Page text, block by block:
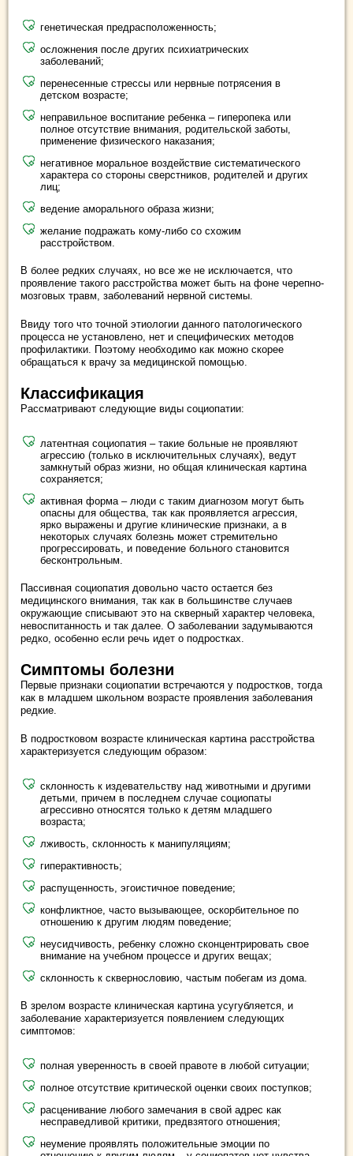
генетическая предрасположенность;
осложнения после других психиатрических
заболеваний;
перенесенные стрессы или нервные потрясения в
детском возрасте;
неправильное воспитание ребенка – гиперопека или
полное отсутствие внимания, родительской заботы,
применение физического наказания;
негативное моральное воздействие систематического
характера со стороны сверстников, родителей и других
лиц;
ведение аморального образа жизни;
желание подражать кому-либо со схожим
расстройством.
В более редких случаях, но все же не исключается, что
проявление такого расстройства может быть на фоне черепно-
мозговых травм, заболеваний нервной системы.
Ввиду того что точной этиологии данного патологического
процесса не установлено, нет и специфических методов
профилактики. Поэтому необходимо как можно скорее
обращаться к врачу за медицинской помощью.
Классификация
Рассматривают следующие виды социопатии:
латентная социопатия – такие больные не проявляют
агрессию (только в исключительных случаях), ведут
замкнутый образ жизни, но общая клиническая картина
сохраняется;
активная форма – люди с таким диагнозом могут быть
опасны для общества, так как проявляется агрессия,
ярко выражены и другие клинические признаки, а в
некоторых случаях болезнь может стремительно
прогрессировать, и поведение больного становится
бесконтрольным.
Пассивная социопатия довольно часто остается без
медицинского внимания, так как в большинстве случаев
окружающие списывают это на скверный характер человека,
невоспитанность и так далее. О заболевании задумываются
редко, особенно если речь идет о подростках.
Симптомы болезни
Первые признаки социопатии встречаются у подростков, тогда
как в младшем школьном возрасте проявления заболевания
редкие.
В подростковом возрасте клиническая картина расстройства
характеризуется следующим образом:
склонность к издевательству над животными и другими
детьми, причем в последнем случае социопаты
агрессивно относятся только к детям младшего
возраста;
лживость, склонность к манипуляциям;
гиперактивность;
распущенность, эгоистичное поведение;
конфликтное, часто вызывающее, оскорбительное по
отношению к другим людям поведение;
неусидчивость, ребенку сложно сконцентрировать свое
внимание на учебном процессе и других вещах;
склонность к сквернословию, частым побегам из дома.
В зрелом возрасте клиническая картина усугубляется, и
заболевание характеризуется появлением следующих
симптомов:
полная уверенность в своей правоте в любой ситуации;
полное отсутствие критической оценки своих поступков;
расценивание любого замечания в свой адрес как
несправедливой критики, предвзятого отношения;
неумение проявлять положительные эмоции по